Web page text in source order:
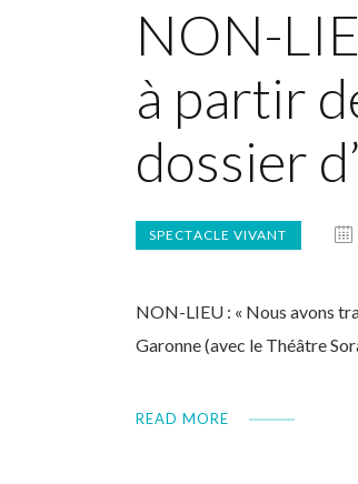
NON-
à partir
dossier
SPECTACLE VIVANT
NON-LIEU : « Nous avons
Garonne (avec le Théâtre
READ MORE